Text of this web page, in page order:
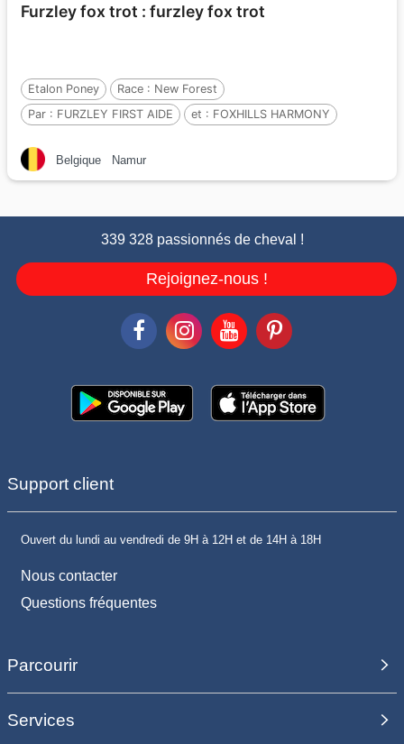
Furzley fox trot : furzley fox trot
Etalon Poney Race : New Forest
Par : FURZLEY FIRST AIDE et : FOXHILLS HARMONY
Belgique
Namur
339 328 passionnés de cheval !
Rejoignez-nous !
Support client
Ouvert du lundi au vendredi de 9H à 12H et de 14H à 18H
Nous contacter
Questions fréquentes
Parcourir
Services